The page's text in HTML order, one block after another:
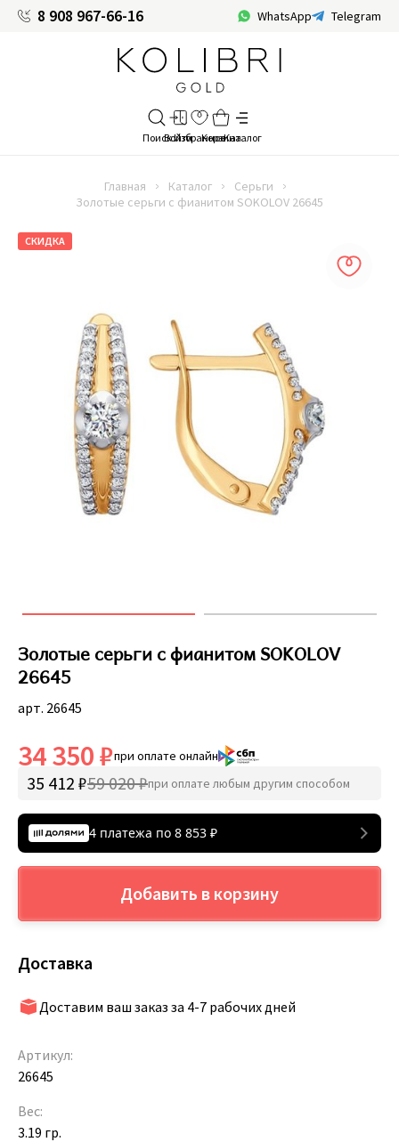
8 908 967-66-16 WhatsApp Telegram
Главная Каталог
Серьги
Золотые серьги с фианитом SOKOLOV 26645
СКИДКА
Золотые серьги с фианитом SOKOLOV
26645
арт. 26645
34 350 ₽при оплате онлайн
35 412 ₽59 020 ₽при оплате любым другим способом
4 платежа по 8 853 ₽
Добавить в корзину
Доставка
Доставим ваш заказ за 4-7 рабочих дней
Артикул:
26645
Вес:
3.19 гр.